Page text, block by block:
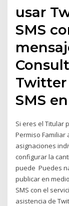
usar
SMS
Twitter
SMS
Si eres el Titular
Permiso Familiar
asignaciones
configurar la
puede Puedes
publicar en
SMS con el
asistencia de